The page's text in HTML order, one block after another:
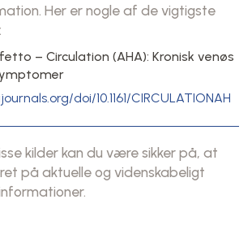
Her er nogle af de vigtigste
– Circulation (AHA): Kronisk venøs
doi/10.1161/CIRCULATIONAH
kilder kan du være sikker på, at
på aktuelle og videnskabeligt